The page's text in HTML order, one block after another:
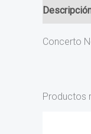
Concerto
Productos